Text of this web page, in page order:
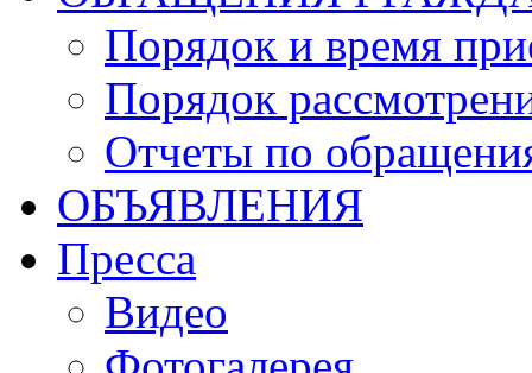
Порядок и время
Порядок
Отчеты по
ОБЪЯВЛЕНИЯ
Пресса
Видео